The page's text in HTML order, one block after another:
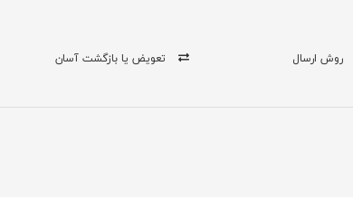
روش ارسال تعویض یا بازگشت آسان